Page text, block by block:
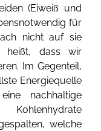
(Eiweiß und
für
nicht auf sie
heißt, dass wir
Im Gegenteil,
Energiequelle
nachhaltige
Kohlenhydrate
welche